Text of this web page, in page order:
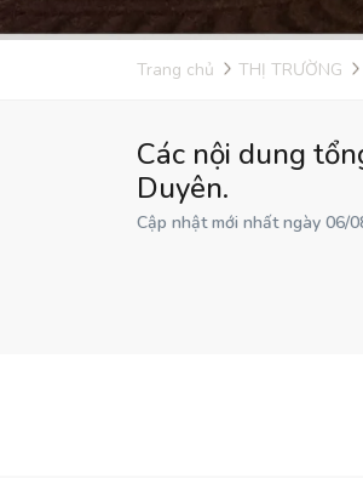
Trang chủ THỊ TRƯỜNG
Các nội dung
Duyên.
Cập nhật mới nhất ngày 06/